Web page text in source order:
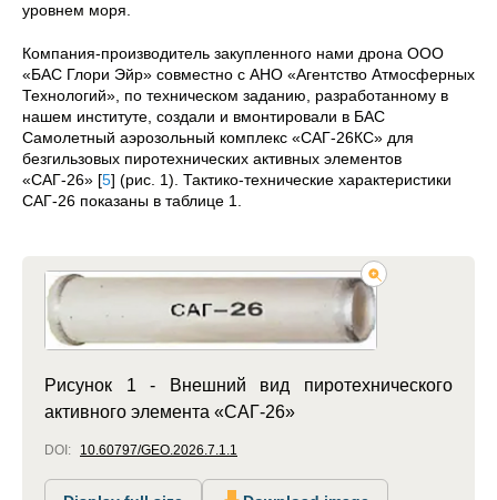
уровнем моря.
Компания-производитель закупленного нами дрона ООО
«БАС Глори Эйр» совместно с АНО «Агентство Атмосферных
Технологий», по техническом заданию, разработанному в
нашем институте, создали и вмонтировали в БАС
Самолетный аэрозольный комплекс «САГ-26КС» для
безгильзовых пиротехнических активных элементов
«САГ-26» [5] (рис. 1). Тактико-технические характеристики
САГ-26 показаны в таблице 1.
Рисунок 1 - Внешний вид пиротехнического
активного элемента «САГ-26»
DOI: 10.60797/GEO.2026.7.1.1